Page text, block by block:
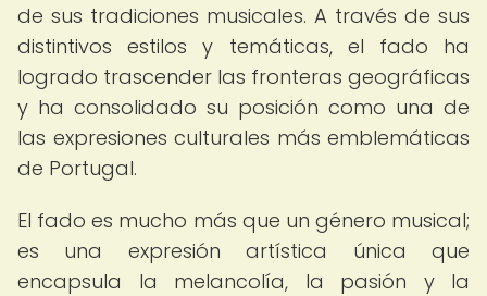
de sus tradiciones musicales. A través de sus
distintivos estilos y temáticas, el fado ha
logrado trascender las fronteras geográficas
y ha consolidado su posición como una de
las expresiones culturales más emblemáticas
de Portugal.
El fado es mucho más que un género musical;
es una expresión artística única que
encapsula la melancolía, la pasión y la